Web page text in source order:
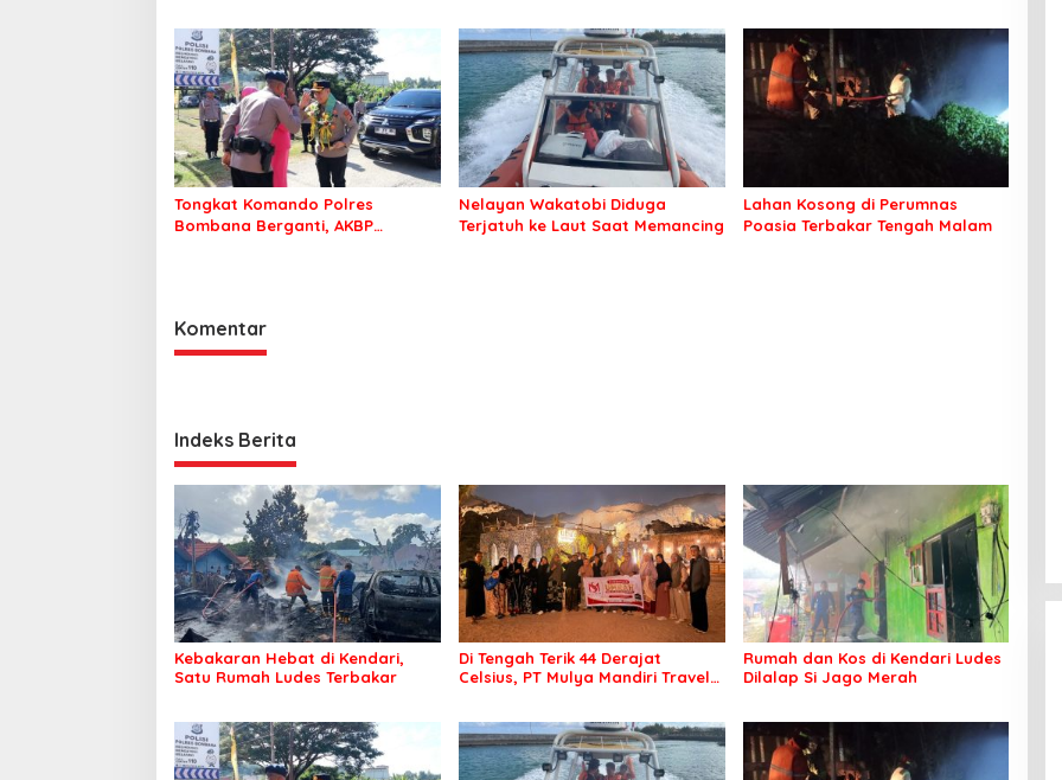
Sehat dan Nyaman Beribadah
Tongkat Komando Polres
Bombana Berganti, AKBP
Nelayan Wakatobi Diduga
Terjatuh ke Laut Saat Memancing
Lahan Kosong di Perumnas
Poasia Terbakar Tengah Malam
Komentar
Indeks Berita
Kebakaran Hebat di Kendari,
Satu Rumah Ludes Terbakar
Di Tengah Terik 44 Derajat
Celsius, PT Mulya Mandiri Travel
Rumah dan Kos di Kendari Ludes
Dilalap Si Jago Merah